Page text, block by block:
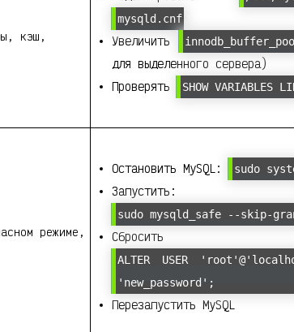
кэш,
mysqld.cnf
Увеличить
для выделенного сервера)
Проверять
SHOW VARIABLES
режиме,
Остановить MySQL: sudo
Запустить:
sudo mysqld_safe --skip-
Сбросить
ALTER USER
'new_password';
Перезапустить MySQL